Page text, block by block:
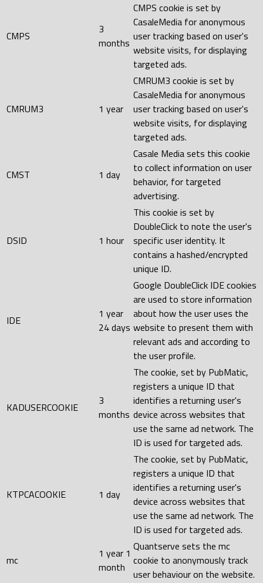
CMPS
3
months
CMPS cookie is set by
CasaleMedia for anonymous
user tracking based on user's
website visits, for displaying
targeted ads.
CMRUM3 1 year
CMRUM3 cookie is set by
CasaleMedia for anonymous
user tracking based on user's
website visits, for displaying
targeted ads.
CMST 1 day
Casale Media sets this cookie
to collect information on user
behavior, for targeted
advertising.
DSID 1 hour
This cookie is set by
DoubleClick to note the user's
specific user identity. It
contains a hashed/encrypted
unique ID.
IDE
1 year
24 days
Google DoubleClick IDE cookies
are used to store information
about how the user uses the
website to present them with
relevant ads and according to
the user profile.
KADUSERCOOKIE
3
months
The cookie, set by PubMatic,
registers a unique ID that
identifies a returning user's
device across websites that
use the same ad network. The
ID is used for targeted ads.
KTPCACOOKIE 1 day
The cookie, set by PubMatic,
registers a unique ID that
identifies a returning user's
device across websites that
use the same ad network. The
ID is used for targeted ads.
mc
1 year 1
month
Quantserve sets the mc
cookie to anonymously track
user behaviour on the website.